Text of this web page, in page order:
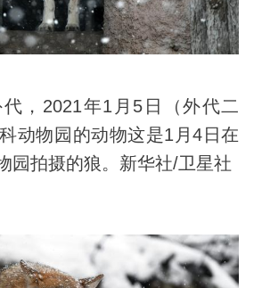
，2021年1月5日（外代二
动物园的动物这是1月4日在
园拍摄的狼。新华社/卫星社